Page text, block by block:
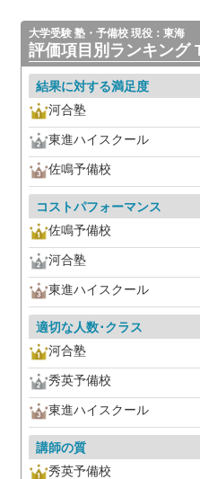
大学受験 塾・予備校 現役：東海
評価項目別ランキング
結果に対する満足度
河合塾
東進ハイスクール
佐鳴予備校
コストパフォーマンス
佐鳴予備校
河合塾
東進ハイスクール
適切な人数･クラス
河合塾
秀英予備校
東進ハイスクール
講師の質
秀英予備校